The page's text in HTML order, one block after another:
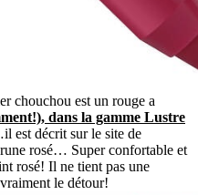
chouchou est un rouge a
dans la gamme Lustre
est décrit sur le site de
rosé… Super confortable et
rosé! Il ne tient pas une
le détour!